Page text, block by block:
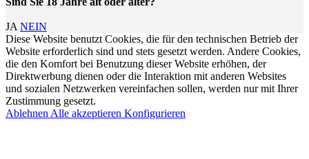
JA NEIN
Diese Website benutzt Cookies, die für den technischen Betrieb der
Website erforderlich sind und stets gesetzt werden. Andere Cookies,
die den Komfort bei Benutzung dieser Website erhöhen, der
Direktwerbung dienen oder die Interaktion mit anderen Websites
und sozialen Netzwerken vereinfachen sollen, werden nur mit Ihrer
Zustimmung gesetzt.
Ablehnen Alle akzeptieren Konfigurieren